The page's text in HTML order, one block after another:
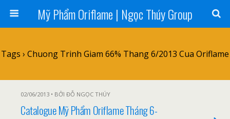
Mỹ Phẩm Oriflame | Ngọc Thúy Group
Tags › Chuong Trinh Giam 66% Thang 6/2013 Cua Oriflame
02/06/2013 • BỞI ĐỖ NGỌC THÚY
Catalogue Mỹ Phẩm Oriflame Tháng 6-